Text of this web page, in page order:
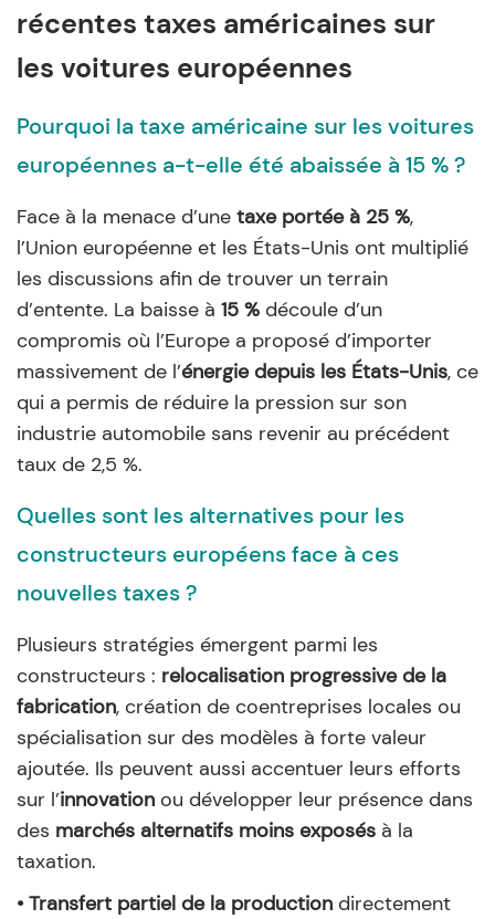
récentes taxes américaines sur
les voitures européennes
Pourquoi la taxe américaine sur les voitures
européennes a-t-elle été abaissée à 15 % ?
Face à la menace d’une taxe portée à 25 %,
l’Union européenne et les États-Unis ont multiplié
les discussions afin de trouver un terrain
d’entente. La baisse à 15 % découle d’un
compromis où l’Europe a proposé d’importer
massivement de l’énergie depuis les États-Unis, ce
qui a permis de réduire la pression sur son
industrie automobile sans revenir au précédent
taux de 2,5 %.
Quelles sont les alternatives pour les
constructeurs européens face à ces
nouvelles taxes ?
Plusieurs stratégies émergent parmi les
constructeurs : relocalisation progressive de la
fabrication, création de coentreprises locales ou
spécialisation sur des modèles à forte valeur
ajoutée. Ils peuvent aussi accentuer leurs efforts
sur l’innovation ou développer leur présence dans
des marchés alternatifs moins exposés à la
taxation.
• Transfert partiel de la production directement